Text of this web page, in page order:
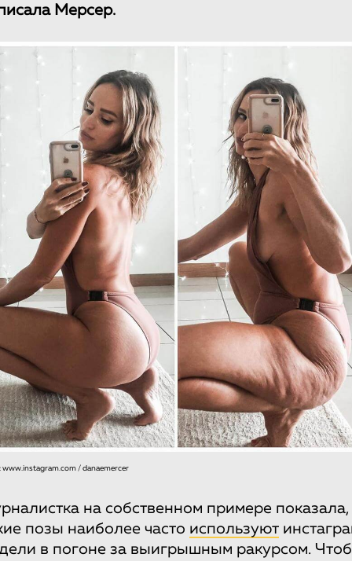
Мерсер.
/ danaemercer
на собственном примере показала,
позы наиболее часто используют
в погоне за выигрышным ракурсом.